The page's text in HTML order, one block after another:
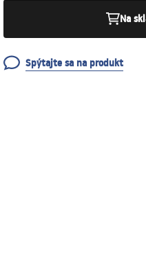
Na
Spýtajte sa na produkt